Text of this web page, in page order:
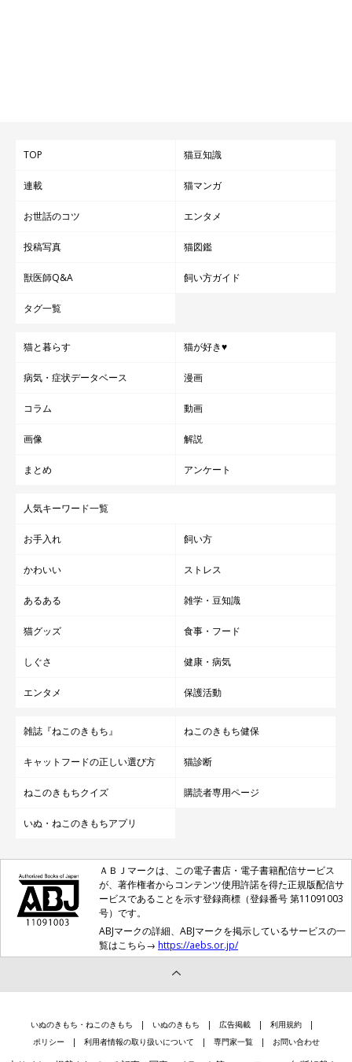
TOP 猫豆知識
連載 猫マンガ
お世話のコツ エンタメ
投稿写真 猫図鑑
獣医師Q&A 飼い方ガイド
タグ一覧
猫と暮らす 猫が好き♥
病気・症状データベース 漫画
コラム 動画
画像 解説
まとめ アンケート
人気キーワード一覧
お手入れ 飼い方
かわいい ストレス
あるある 雑学・豆知識
猫グッズ 食事・フード
しぐさ 健康・病気
エンタメ 保護活動
雑誌『ねこのきもち』 ねこのきもち健保
キャットフードの正しい選び方 猫診断
ねこのきもちクイズ 購読者専用ページ
いぬ・ねこのきもちアプリ
ＡＢＪマークは、この電子書店・電子書籍配信サービス
が、著作権者からコンテンツ使用許諾を得た正規版配信サ
ービスであることを示す登録商標（登録番号 第11091003
号）です。
ABJマークの詳細、ABJマークを掲示しているサービスの一
覧はこちら→ https://aebs.or.jp/
いぬのきもち・ねこのきもち いぬのきもち 広告掲載
利用規約
ポリシー
利用者情報の取り扱いについて 専門家一覧 お問い合わせ